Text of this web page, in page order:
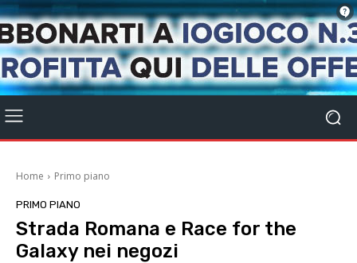
Home Primo piano
PRIMO PIANO
Strada Romana e Race for the
Galaxy nei negozi